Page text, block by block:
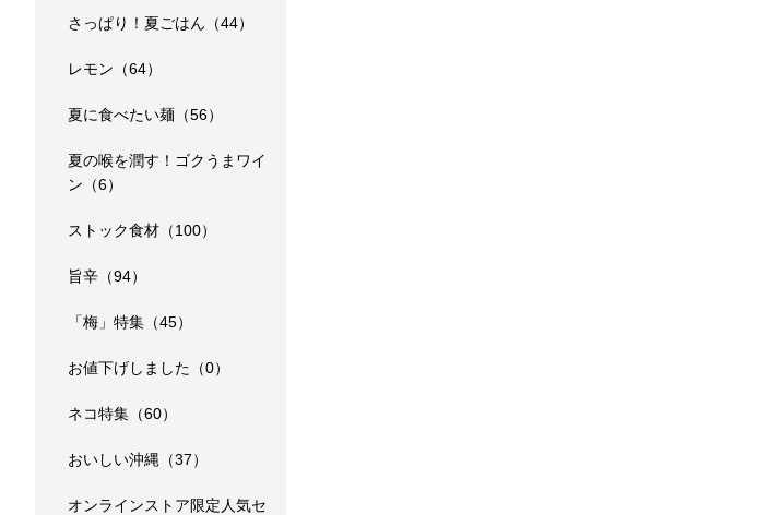
さっぱり！夏ごはん（44）
レモン（64）
夏に食べたい麺（56）
夏の喉を潤す！ゴクうまワイ
ン（6）
ストック食材（100）
旨辛（94）
「梅」特集（45）
お値下げしました（0）
ネコ特集（60）
おいしい沖縄（37）
オンラインストア限定人気セ